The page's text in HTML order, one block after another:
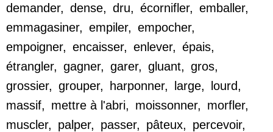
demander, dense, dru, écornifler, emballer,
emmagasiner, empiler, empocher,
empoigner, encaisser, enlever, épais,
étrangler, gagner, garer, gluant, gros,
grossier, grouper, harponner, large, lourd,
massif, mettre à l'abri, moissonner, morfler,
muscler, palper, passer, pâteux, percevoir,